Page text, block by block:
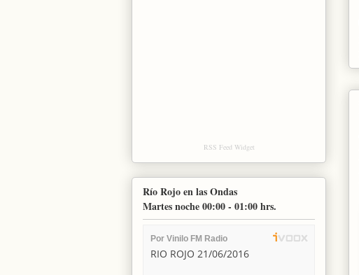
RSS Feed Widget
Río Rojo en las Ondas
Martes noche 00:00 - 01:00 hrs.